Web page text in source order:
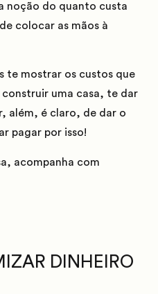
noção do quanto custa
colocar as mãos à
te mostrar os custos que
uma casa, te dar
além, é claro, de dar o
pagar por isso!
acompanha com
DINHEIRO